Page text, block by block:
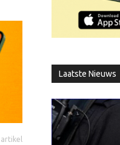
Laatste Nieuws